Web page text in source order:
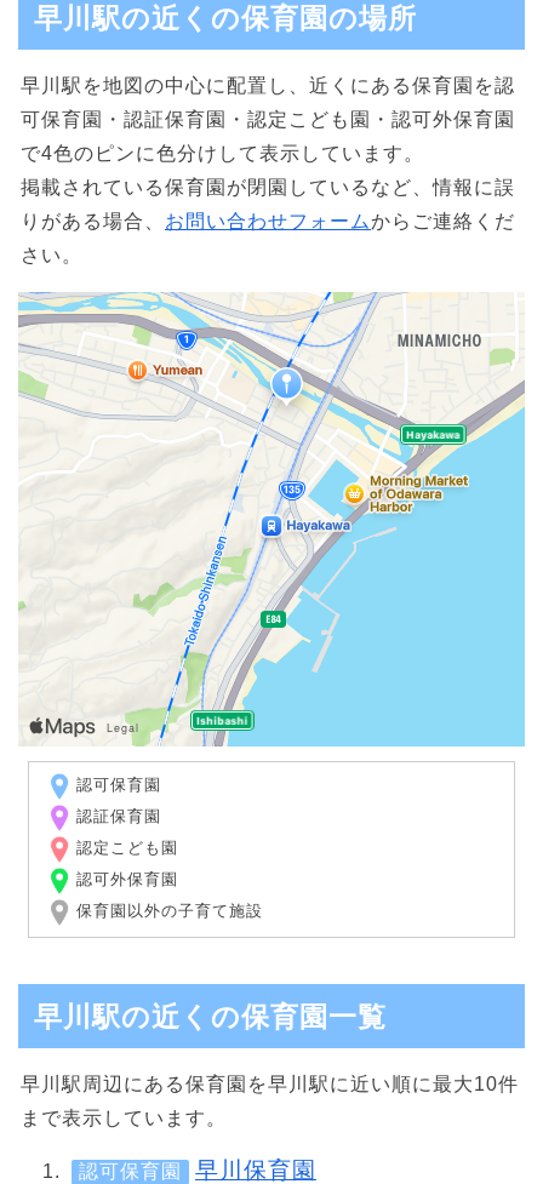
早川駅の近くの保育園の場所
早川駅を地図の中心に配置し、近くにある保育園を認
可保育園・認証保育園・認定こども園・認可外保育園
で4色のピンに色分けして表示しています。
掲載されている保育園が閉園しているなど、情報に誤
りがある場合、 お問い合わせフォームからご連絡くだ
さい。
認可保育園
認証保育園
認定こども園
認可外保育園
保育園以外の子育て施設
早川駅の近くの保育園一覧
早川駅周辺にある保育園を早川駅に近い順に最大10件
まで表示しています。
認可保育園 早川保育園